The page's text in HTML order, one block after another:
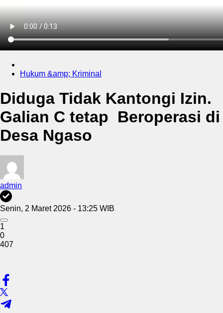
Hukum &amp; Kriminal
Diduga Tidak Kantongi Izin.
Galian C tetap Beroperasi di
Desa Ngaso
admin
Senin, 2 Maret 2026 - 13:25 WIB
1
0
407